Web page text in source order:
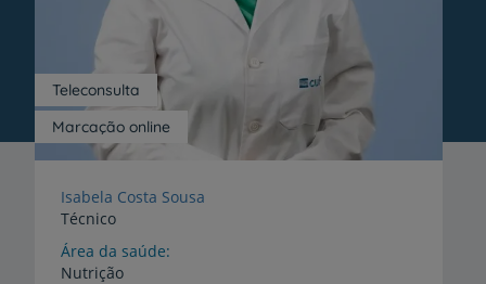
Marcação online
Teleconsulta
Isabela Costa Sousa
Técnico
Área da saúde
Nutrição